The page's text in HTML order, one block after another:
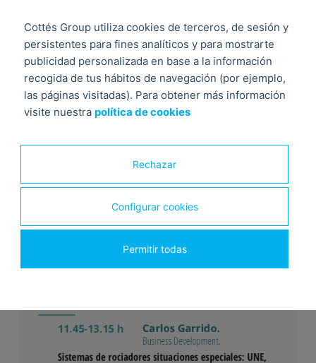
Miguel Vidueira(Director Técnico Cepretec)
Debate: El reto de un diseño adecuado.
Cottés Group utiliza cookies de terceros, de sesión y
persistentes para fines analíticos y para mostrarte
publicidad personalizada en base a la información
recogida de tus hábitos de navegación (por ejemplo,
las páginas visitadas). Para obtener más información
visite nuestra política de cookies
Rechazar
Configurar cookies
Permitir todas